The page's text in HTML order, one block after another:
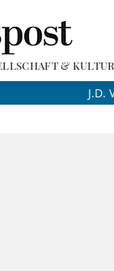
& KULTUR
J.D.